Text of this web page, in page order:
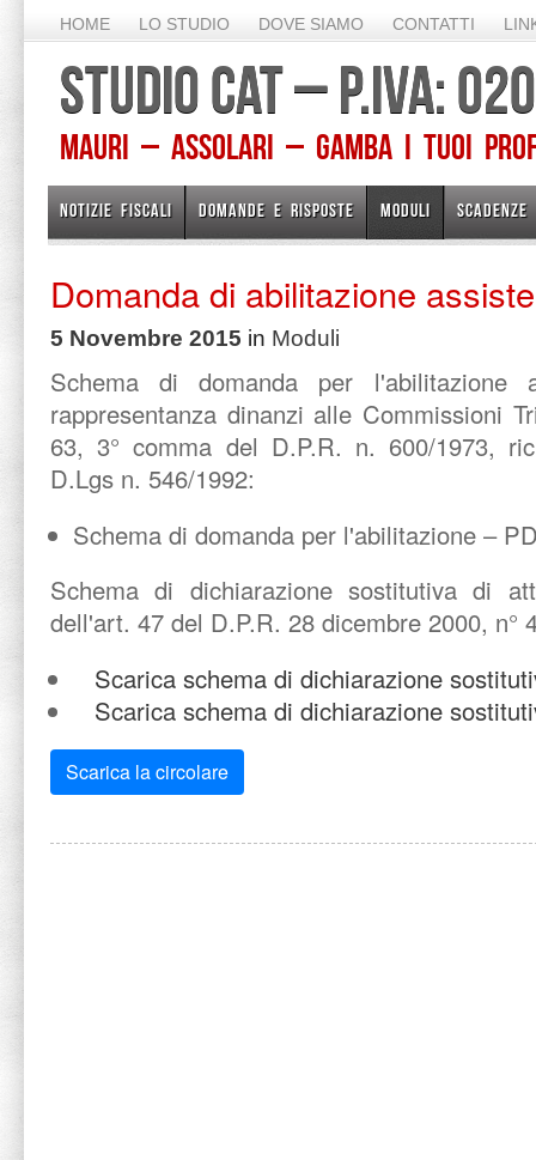
HOME LO STUDIO DOVE SIAMO CONTATTI
STUDIO CAT – P.IVA:
Mauri – Assolari – Gamba I TUOI
NOTIZIE FISCALI DOMANDE E RISPOSTE MODULI SCADENZE
Domanda di abilitazione
5 Novembre 2015 in Moduli
Schema di domanda per l'abilitazione
rappresentanza dinanzi alle Commissioni
63, 3° comma del D.P.R. n. 600/1973,
D.Lgs n. 546/1992:
Schema di domanda per l'abilitazione –
Schema di dichiarazione sostitutiva di
dell'art. 47 del D.P.R. 28 dicembre 2000, n°
Scarica schema di dichiarazione
Scarica schema di dichiarazione
Scarica la circolare